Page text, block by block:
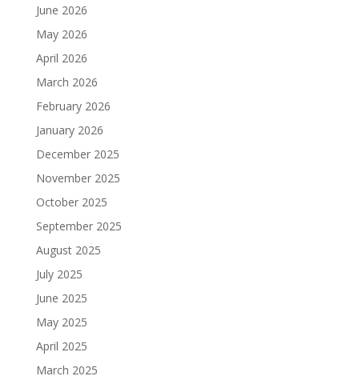
June 2026
May 2026
April 2026
March 2026
February 2026
January 2026
December 2025
November 2025
October 2025
September 2025
August 2025
July 2025
June 2025
May 2025
April 2025
March 2025